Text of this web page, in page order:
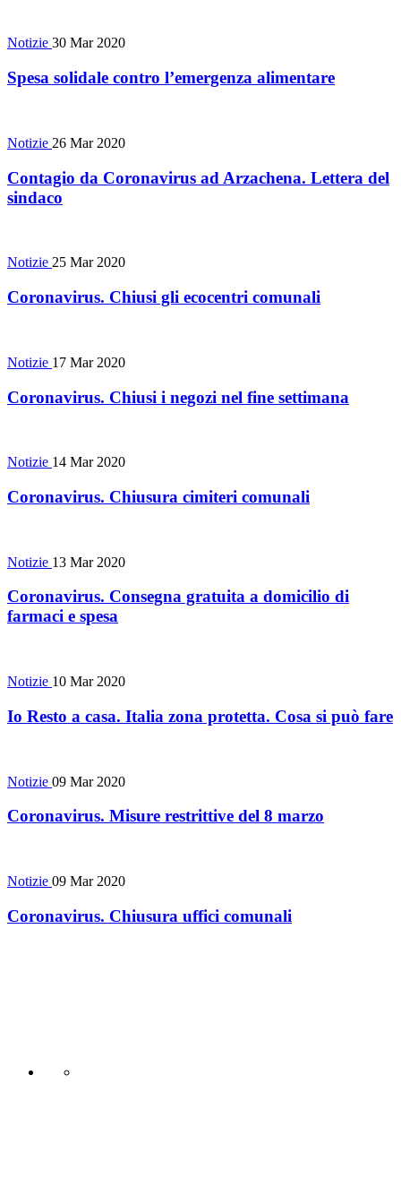
Notizie 30 Mar 2020
Spesa solidale contro l’emergenza alimentare
Notizie 26 Mar 2020
Contagio da Coronavirus ad Arzachena. Lettera del
sindaco
Notizie 25 Mar 2020
Coronavirus. Chiusi gli ecocentri comunali
Notizie 17 Mar 2020
Coronavirus. Chiusi i negozi nel fine settimana
Notizie 14 Mar 2020
Coronavirus. Chiusura cimiteri comunali
Notizie 13 Mar 2020
Coronavirus. Consegna gratuita a domicilio di
farmaci e spesa
Notizie 10 Mar 2020
Io Resto a casa. Italia zona protetta. Cosa si può fare
Notizie 09 Mar 2020
Coronavirus. Misure restrittive del 8 marzo
Notizie 09 Mar 2020
Coronavirus. Chiusura uffici comunali